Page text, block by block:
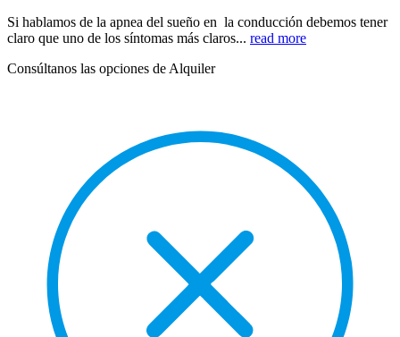
Si hablamos de la apnea del sueño en la conducción debemos tener
claro que uno de los síntomas más claros... read more
Consúltanos las opciones de Alquiler